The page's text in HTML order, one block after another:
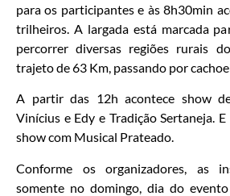
para os participantes e às 8h30min
trilheiros. A largada está marcada
percorrer diversas regiões rurais
trajeto de 63 Km, passando por
A partir das 12h acontece show
Vinícius e Edy e Tradição Sertaneja.
show com Musical Prateado.
Conforme os organizadores, as
somente no domingo, dia do